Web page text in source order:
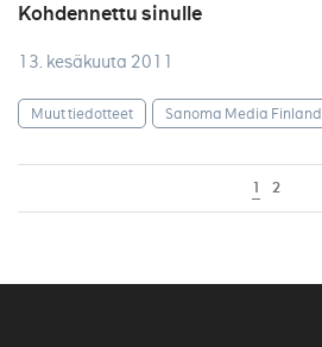
Kohdennettu sinulle
13. kesäkuuta 2011
Muut tiedotteet Sanoma Media Finland
1 2